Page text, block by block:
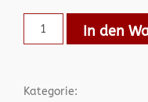
In den
Kategorie: